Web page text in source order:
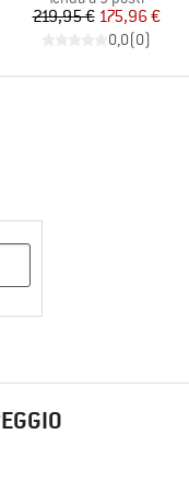
Prezzo
219,95 €Prezzo ridotto
175,96 €
0,0(0)